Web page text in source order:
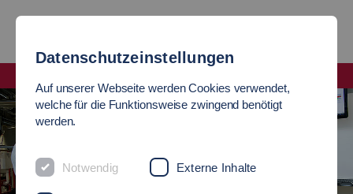
Datenschutzeinstellungen
Auf unserer Webseite werden Cookies verwendet,
welche für die Funktionsweise zwingend benötigt
werden.
Notwendig Externe Inhalte